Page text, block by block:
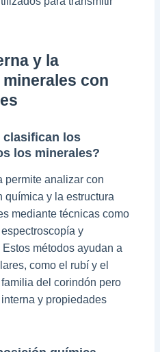
y la
con
clasifican los
los minerales?
permite analizar con
química y la estructura
mediante técnicas como
y
métodos ayudan a
como el rubí y el
del corindón pero
y propiedades